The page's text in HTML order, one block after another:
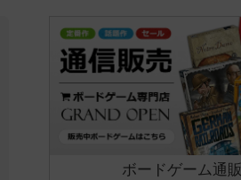
ボードゲーム通販